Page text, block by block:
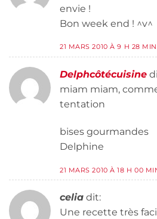
envie !
Bon week end ! ^v^
21 MARS 2010 À 9 H 28 MIN
Delphcôtécuisine
miam miam,
tentation
bises gourmandes
Delphine
21 MARS 2010 À 18 H 00
celia dit:
Une recette très